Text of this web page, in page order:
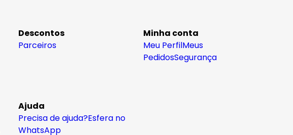
Descontos
Parceiros
Minha conta
Meu PerfilMeus
PedidosSegurança
Ajuda
Precisa de ajuda?Esfera no
WhatsApp